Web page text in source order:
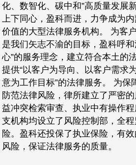
化、数智化、碳中和”高质量发展
上下同心，盈科而进，力争成为
价值的大型法律服务机构。 为客
是我们矢志不渝的目标，盈科呼
心”的服务理念，建立符合本土的
提供“以客户为导向、以客户需求
意为工作目标”的法律服务。 为保
防范法律风险，律所建立了严密
益冲突检索审查、执业中有操作
支机构均设立了风险控制部，全
险。盈科还投保了执业保险，有
风险，保证法律服务的质量。